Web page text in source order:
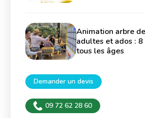
Animation arbre
adultes et ados :
tous les âges
Demander un devis
09 72 62 28 60